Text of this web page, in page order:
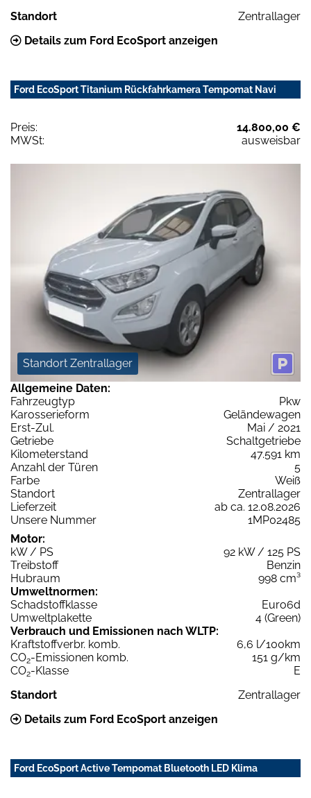
Standort
Zentrallager
Details zum Ford EcoSport anzeigen
Ford EcoSport Titanium Rückfahrkamera Tempomat Navi
Preis:
14.800,00 €
MWSt:
ausweisbar
Standort Zentrallager
Allgemeine Daten:
Fahrzeugtyp
Pkw
Karosserieform
Geländewagen
Erst-Zul.
Mai / 2021
Getriebe
Schaltgetriebe
Kilometerstand
47.591 km
Anzahl der Türen
5
Farbe
Weiß
Standort
Zentrallager
Lieferzeit
ab ca. 12.08.2026
Unsere Nummer
1MP02485
Motor:
kW / PS
92 kW / 125 PS
Treibstoff
Benzin
Hubraum
998 cm³
Umweltnormen:
Schadstoffklasse
Euro6d
Umweltplakette
4 (Green)
Verbrauch und Emissionen nach WLTP:
Kraftstoffverbr. komb.
6,6 l/100km
CO2-Emissionen komb.
151 g/km
CO2-Klasse
E
Standort
Zentrallager
Details zum Ford EcoSport anzeigen
Ford EcoSport Active Tempomat Bluetooth LED Klima